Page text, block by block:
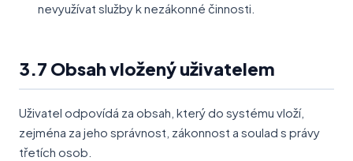
nevyužívat služby k nezákonné činnosti.
3.7 Obsah vložený uživatelem
Uživatel odpovídá za obsah, který do systému vloží,
zejména za jeho správnost, zákonnost a soulad s právy
třetích osob.